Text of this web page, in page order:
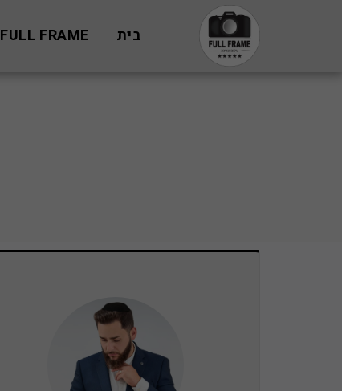
בית FULL FRAME